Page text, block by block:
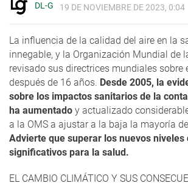
DL-G 19 DE NOVIEMBRE DE 2023, 0:04
La influencia de la calidad del aire en la
innegable, y la Organización Mundial de
revisado sus directrices mundiales sobre
después de 16 años. Desde 2005, la
sobre los impactos sanitarios de la
ha aumentado y actualizado
a la OMS a ajustar a la baja la mayoría
Advierte que superar los nuevos niveles
significativos para la salud.
EL CAMBIO CLIMÁTICO Y SUS